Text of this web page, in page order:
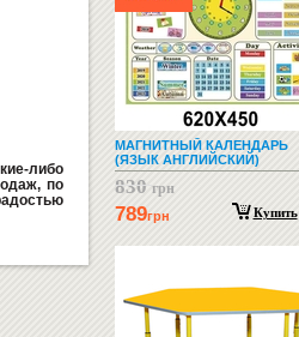
либо
по
МАГНИТНЫЙ КАЛЕНДАРЬ
(ЯЗЫК АНГЛИЙСКИЙ)
830 грн
789грн Купить